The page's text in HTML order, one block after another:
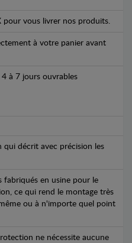
pour vous livrer nos produits.
à votre panier avant
à 7 jours ouvrables
qui décrit avec précision les
fabriqués en usine pour le
ce qui rend le montage très
ou à n'importe quel point
ne nécessite aucune